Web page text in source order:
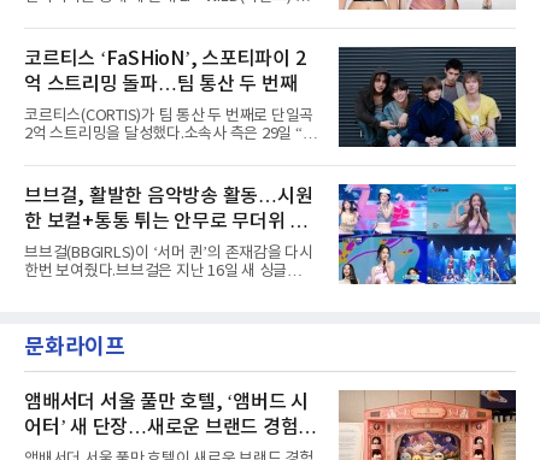
AxMxP는 '카운트다운 판타지 2025-2026',
정적인 실력을 입증했고, 올해 '2026 어썸뮤직
페스티벌', '뷰티풀 민트 라이프 2026', '2026
heart(와일드 하트)’라는 제목이 붙은 콘셉트 포
토에는 멤버들의 본능적이고 야성적인 면모가
강렬하게 담겼다. 짙은 아이섀도와 푸른빛·금빛·
붉은빛의 컬러 렌즈가 비현실적인 분위기를 자
아내고, 여러 원색이 불규칙하게 뒤섞인 멀티컬
러 헤어와 과감한 블루·블랙 립 메이크업이 낯설
고도 매혹적인 비주얼을 완성했다.스타일링 역
엣을 거침없이 결합했다. 멤버들은 각기 다른 개
성을 살린 스타일링을 선
코르티스 ‘FaSHioN’, 스포티파이 2
억 스트리밍 돌파…팀 통산 두 번째
코르티스(CORTIS)가 팀 통산 두 번째로 단일곡
2억 스트리밍을 달성했다.소속사 측은 29일 “코
벌 오디오·음원 스트리밍 플랫폼 스포티파이에
서 27일 자로 누적 재생 수 2억 회를 돌파했
다”고 밝혔다.곡이 발표된 지 약 10개월 만이다.
팀의 첫 번째 2억 스트리밍 곡은 동일 음반에 수
록된 ‘GO!’다. 이 노래는 공개 약 9개월 만인 지
난달 26일 자에 2억 고지를 밟았다. 이는 최근 5
년 내 데뷔한 보이그룹의 곡 중 최단기 2억 달성
했다. “내 티, 5 bucks 바지는, 만원” 등 멤버들
의 라이프 스타일
브브걸, 활발한 음악방송 활동…시원
한 보컬+통통 튀는 안무로 무더위 사
냥
브브걸(BBGIRLS)이 ‘서머 퀸’의 존재감을 다시
한번 보여줬다.브브걸은 지난 16일 새 싱글
MBC '쇼! 음악중심', SBS '인기가요' 등 주요 음
악방송 무대에 올라 화려한 퍼포먼스를 펼쳤다.
력을 앞세워 매 무대 색다른 볼거리를 선사했다.
특히 화사한 파스텔 톤의 비치웨어부터 청량한
마린룩, 햇살 아래 반짝이는 물결을 연상시키는
스커트, 강렬한 붉은 계열의 스타일링까지 각기
문화라이프
앰배서더 서울 풀만 호텔, ‘앰버드 시
어터’ 새 단장…새로운 브랜드 경험 선
사